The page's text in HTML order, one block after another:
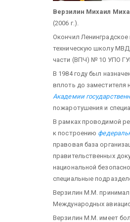
Верзилин Михаил
(2006 г.).
Окончил
техническую школу МВД
части (ВПЧ) № 10 УПО
В 1984 году был
вплоть до заместителя
Академии
пожаротушения и
В рамках проводимой
к построению
правовая база
правительственных
национальной
специальные
Верзилин М.М. принимал
Международных
Верзилин М.М. имеет